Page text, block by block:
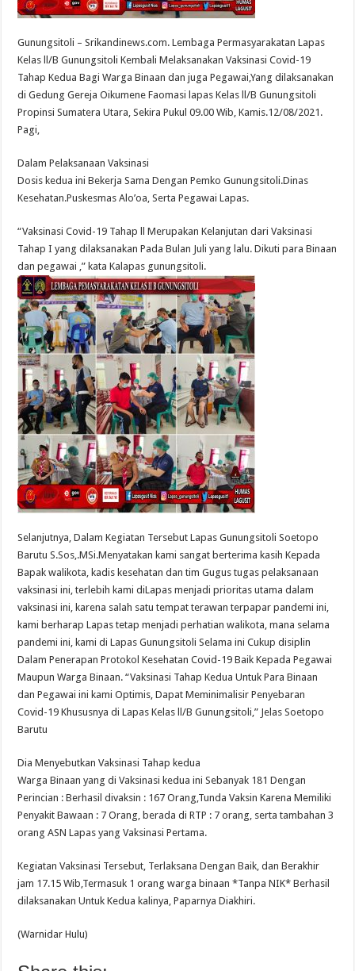
Gunungsitoli – Srikandinews.com. Lembaga Permasyarakatan Lapas
Kelas ll/B Gunungsitoli Kembali Melaksanakan Vaksinasi Covid-19
Tahap Kedua Bagi Warga Binaan dan juga Pegawai,Yang dilaksanakan
di Gedung Gereja Oikumene Faomasi lapas Kelas ll/B Gunungsitoli
Propinsi Sumatera Utara, Sekira Pukul 09.00 Wib, Kamis.12/08/2021.
Pagi,
Dalam Pelaksanaan Vaksinasi
Dosis kedua ini Bekerja Sama Dengan Pemko Gunungsitoli.Dinas
Kesehatan.Puskesmas Alo’oa, Serta Pegawai Lapas.
“Vaksinasi Covid-19 Tahap ll Merupakan Kelanjutan dari Vaksinasi
Tahap I yang dilaksanakan Pada Bulan Juli yang lalu. Dikuti para Binaan
dan pegawai ,” kata Kalapas gunungsitoli.
Selanjutnya, Dalam Kegiatan Tersebut Lapas Gunungsitoli Soetopo
Barutu S.Sos,.MSi.Menyatakan kami sangat berterima kasih Kepada
Bapak walikota, kadis kesehatan dan tim Gugus tugas pelaksanaan
vaksinasi ini, terlebih kami diLapas menjadi prioritas utama dalam
vaksinasi ini, karena salah satu tempat terawan terpapar pandemi ini,
kami berharap Lapas tetap menjadi perhatian walikota, mana selama
pandemi ini, kami di Lapas Gunungsitoli Selama ini Cukup disiplin
Dalam Penerapan Protokol Kesehatan Covid-19 Baik Kepada Pegawai
Maupun Warga Binaan. “Vaksinasi Tahap Kedua Untuk Para Binaan
dan Pegawai ini kami Optimis, Dapat Meminimalisir Penyebaran
Covid-19 Khususnya di Lapas Kelas ll/B Gunungsitoli,” Jelas Soetopo
Barutu
Dia Menyebutkan Vaksinasi Tahap kedua
Warga Binaan yang di Vaksinasi kedua ini Sebanyak 181 Dengan
Perincian : Berhasil divaksin : 167 Orang,Tunda Vaksin Karena Memiliki
Penyakit Bawaan : 7 Orang, berada di RTP : 7 orang, serta tambahan 3
orang ASN Lapas yang Vaksinasi Pertama.
Kegiatan Vaksinasi Tersebut, Terlaksana Dengan Baik, dan Berakhir
jam 17.15 Wib,Termasuk 1 orang warga binaan *Tanpa NIK* Berhasil
dilaksanakan Untuk Kedua kalinya, Paparnya Diakhiri.
(Warnidar Hulu)